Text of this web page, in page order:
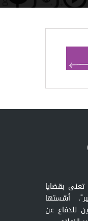
بقضايا
أسّستها
للدفاع عن